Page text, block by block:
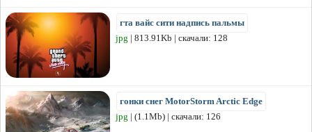
гта вайс сити надпись пальмы
jpg | 813.91Kb | скачали: 128
гонки снег MotorStorm Arctic Edge
jpg | (1.1Mb) | скачали: 126